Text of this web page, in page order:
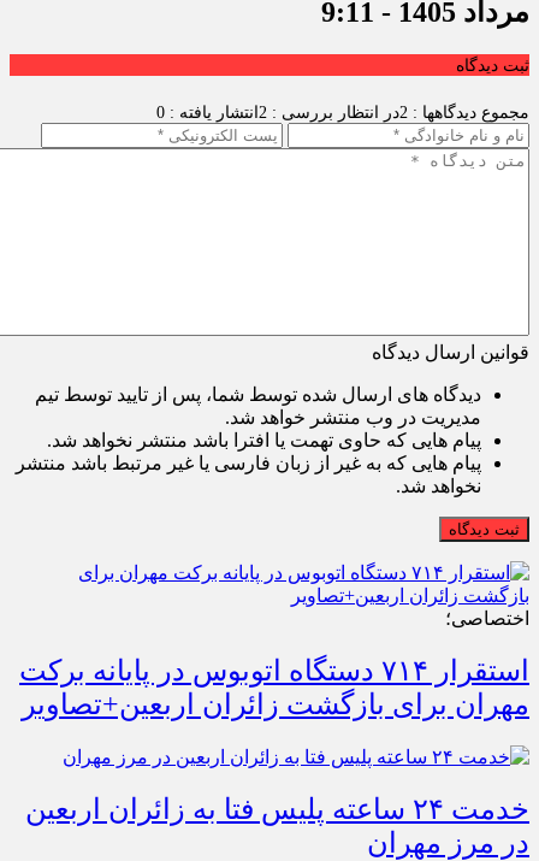
مرداد 1405 - 9:11
ثبت دیدگاه
مجموع دیدگاهها : 2 در انتظار بررسی : 2 انتشار یافته : 0
قوانین ارسال دیدگاه
دیدگاه های ارسال شده توسط شما، پس از تایید توسط تیم
مدیریت در وب منتشر خواهد شد.
پیام هایی که حاوی تهمت یا افترا باشد منتشر نخواهد شد.
پیام هایی که به غیر از زبان فارسی یا غیر مرتبط باشد منتشر
نخواهد شد.
ثبت دیدگاه
اختصاصی؛
استقرار ۷۱۴ دستگاه اتوبوس در پایانه برکت
مهران برای بازگشت زائران اربعین+تصاویر
خدمت ۲۴ ساعته پلیس فتا به زائران اربعین
در مرز مهران